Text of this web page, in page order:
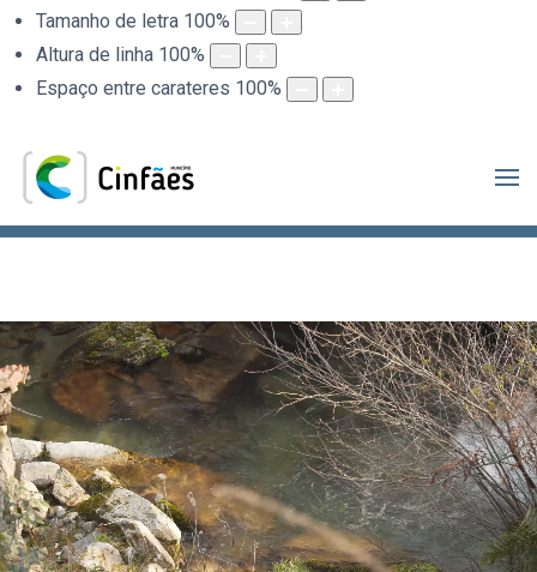
Tamanho de letra 100%
Altura de linha 100%
Espaço entre carateres 100%
.